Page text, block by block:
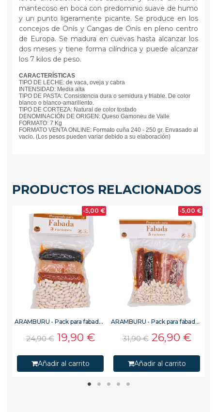
mantecoso en boca con predominio suave de humo
y un punto ligeramente picante. Se produce en los
concejos de Onís y Cangas de Onís en pleno centro
de Europa. Se madura en cuevas hasta alcanzar los
dos meses y tiene forma cilíndrica y puede alcanzar
los 7 kilos de peso.
CARACTERÍSTICAS
TIPO DE LECHE: de vaca, oveja y cabra
INTENSIDAD: Media alta
TIPO DE PASTA: Consistencia dura o semidura y friable. De color
blanco o blanco-amarillento.
TIPO DE CORTEZA: Natural de color tostado
DENOMINACIÓN DE ORIGEN: Queso Gamoneu de Valle
FORMATO: 7 Kg
FORMATO VENTA ONLINE: Formato cuña 240 - 250 gr. Envasado al
vacio. (Los pesos pueden variar debido a su elaboración)
PRODUCTOS RELACIONADOS
-5,00 €
ARAMBURU - Pack para fabada asturiana 660 g, Fabas y compango, 3 raciones, envasado al vacío
24,90 € 19,90 €
Añadir al carrito
-5,00 €
ARAMBURU - Pack para fabada asturiana 1060 g, Fabas y compango, 5 raciones, envasado al vacío
31,90 € 26,90 €
Añadir al carrito